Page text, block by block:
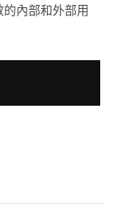
內部和外部用